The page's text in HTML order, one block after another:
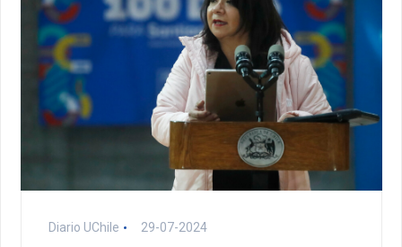
Diario UChile 29-07-2024